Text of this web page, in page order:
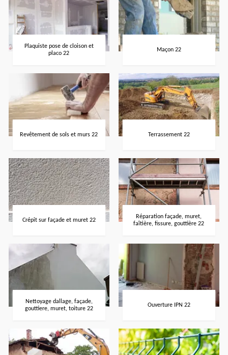
Plaquiste pose de cloison et
placo 22
Maçon 22
Revêtement de sols et murs 22 Terrassement 22
Crépit sur façade et muret 22
Réparation façade, muret,
faîtière, fissure, gouttière 22
Nettoyage dallage, façade,
gouttiere, muret, toiture 22
Ouverture IPN 22